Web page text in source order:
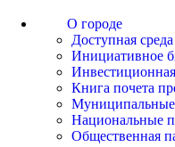
О городе
Доступная среда
Инициативное
Инвестиционная
Книга почета
Национальные
Общественная